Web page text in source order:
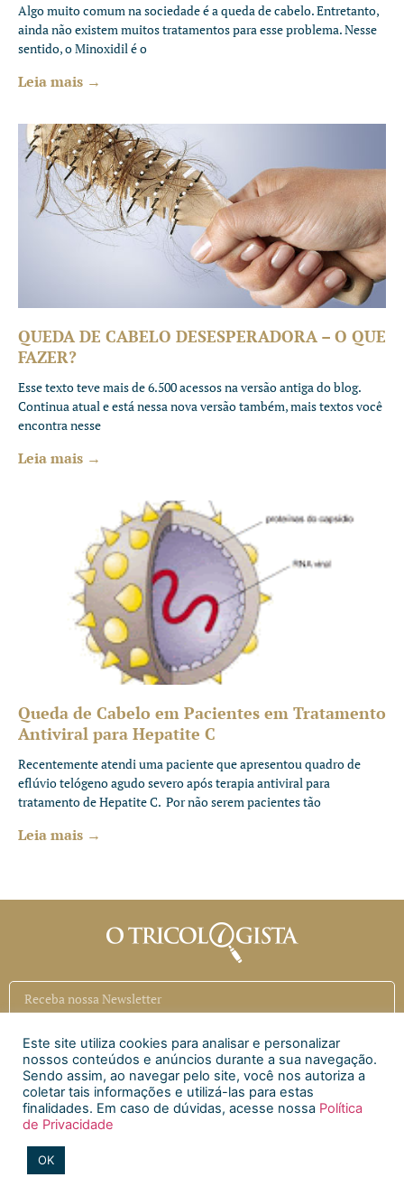
Algo muito comum na sociedade é a queda de cabelo. Entretanto,
ainda não existem muitos tratamentos para esse problema. Nesse
sentido, o Minoxidil é o
Leia mais →
QUEDA DE CABELO DESESPERADORA – O QUE
FAZER?
Esse texto teve mais de 6.500 acessos na versão antiga do blog.
Continua atual e está nessa nova versão também, mais textos você
encontra nesse
Leia mais →
Queda de Cabelo em Pacientes em Tratamento
Antiviral para Hepatite C
Recentemente atendi uma paciente que apresentou quadro de
eflúvio telógeno agudo severo após terapia antiviral para
tratamento de Hepatite C. Por não serem pacientes tão
Leia mais →
Inscrever
Siga a CAECI
Siga a Clínica Htri
Este site utiliza cookies para analisar e personalizar
nossos conteúdos e anúncios durante a sua navegação.
Sendo assim, ao navegar pelo site, você nos autoriza a
coletar tais informações e utilizá-las para estas
finalidades. Em caso de dúvidas, acesse nossa Política
de Privacidade
OK